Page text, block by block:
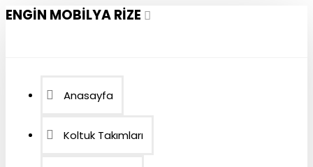
ENGIN MOBILYA RIZE
Anasayfa
Koltuk Takımları